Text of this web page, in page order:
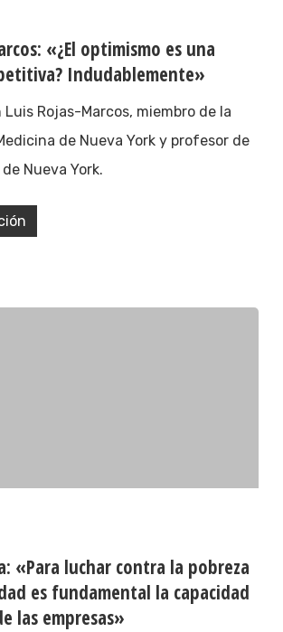
«¿El optimismo es una
Indudablemente»
Rojas-Marcos, miembro de la
de Nueva York y profesor de
Nueva York.
«Para luchar contra la pobreza
es fundamental la capacidad
las empresas»